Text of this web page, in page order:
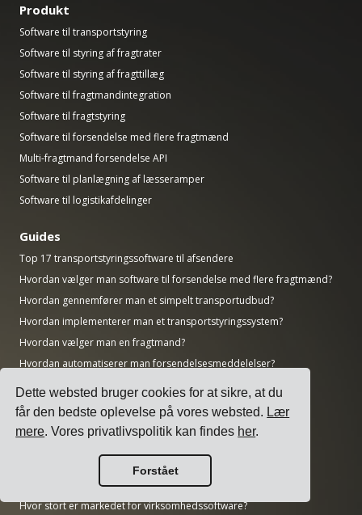
Dette websted bruger cookies for at sikre, at du
får den bedste oplevelse på vores websted. Lær
mere. Vores privatlivspolitik kan findes her.
Forstået
Produkt
Software til transportstyring
Software til styring af fragtrater
Software til styring af fragttillæg
Software til fragtmandintegration
Software til fragtstyring
Software til forsendelse med flere fragtmænd
Multi-fragtmand forsendelse API
Software til planlægning af læsseramper
Software til logistikafdelinger
Guides
Top 17 transportstyringssoftware til afsendere
Hvordan vælger man software til forsendelse med flere fragtmænd?
Hvordan gennemfører man et simpelt transportudbud?
Hvordan implementerer man et transportstyringssystem?
Hvordan vælger man en fragtmand?
Hvordan automatiserer man forsendelsesmeddelelser?
Fragt-KPI'er alle logistikchefer bør følge
Forskning
Hvor stort er AI-markedet?
Hvor meget CO2 udleder transportsektoren?
Hvor stort er logistikmarkedet?
Hvor stort er markedet for virksomhedssoftware?